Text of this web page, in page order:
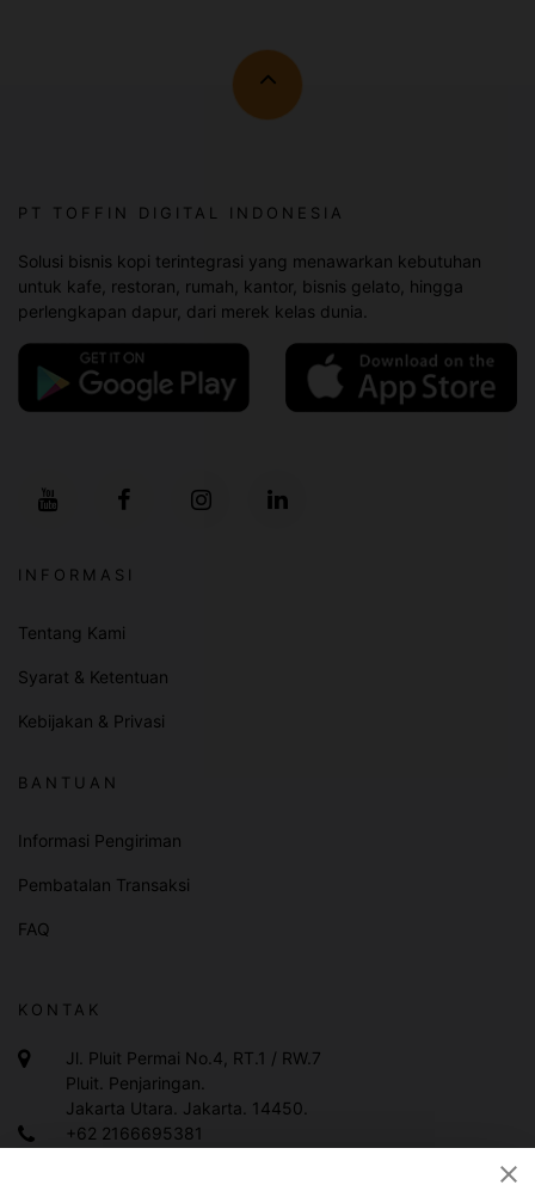
PT TOFFIN DIGITAL INDONESIA
Solusi bisnis kopi terintegrasi yang menawarkan kebutuhan
untuk kafe, restoran, rumah, kantor, bisnis gelato, hingga
perlengkapan dapur, dari merek kelas dunia.
INFORMASI
Tentang Kami
Syarat & Ketentuan
Kebijakan & Privasi
BANTUAN
Informasi Pengiriman
Pembatalan Transaksi
FAQ
KONTAK
Jl. Pluit Permai No.4, RT.1 / RW.7
Pluit. Penjaringan.
Jakarta Utara. Jakarta. 14450.
+62 2166695381